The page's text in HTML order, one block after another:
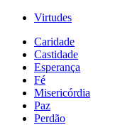
Virtudes
Caridade
Castidade
Esperança
Fé
Misericórdia
Paz
Perdão